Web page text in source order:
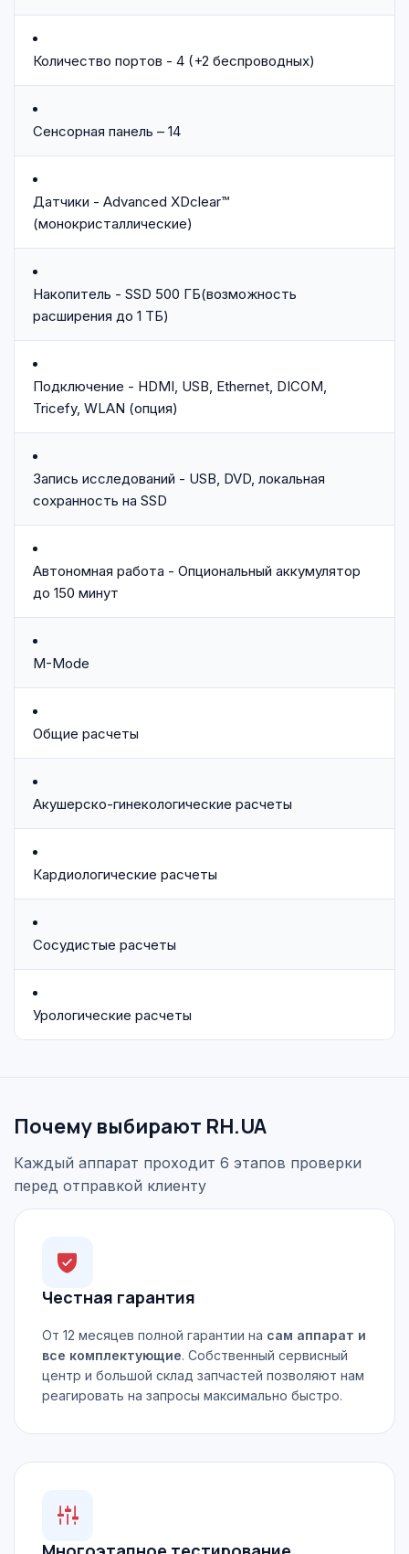
Количество портов - 4 (+2 беспроводных)
Сенсорная панель – 14
Датчики - Advanced XDclear™
(монокристаллические)
Накопитель - SSD 500 ГБ(возможность
расширения до 1 ТБ)
Подключение - HDMI, USB, Ethernet, DICOM,
Tricefy, WLAN (опция)
Запись исследований - USB, DVD, локальная
сохранность на SSD
Автономная работа - Опциональный аккумулятор
до 150 минут
M-Mode
Общие расчеты
Акушерско-гинекологические расчеты
Кардиологические расчеты
Сосудистые расчеты
Урологические расчеты
Почему выбирают RH.UA
Каждый аппарат проходит 6 этапов проверки
перед отправкой клиенту
Честная гарантия
От 12 месяцев полной гарантии на сам аппарат и
все комплектующие. Собственный сервисный
центр и большой склад запчастей позволяют нам
реагировать на запросы максимально быстро.